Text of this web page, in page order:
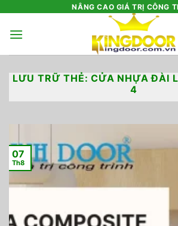
nội
NÂNG CAO GIÁ TRỊ CÔNG
LƯU TRỮ THẺ:CỬA NHỰA ĐÀI
4
07
Th8